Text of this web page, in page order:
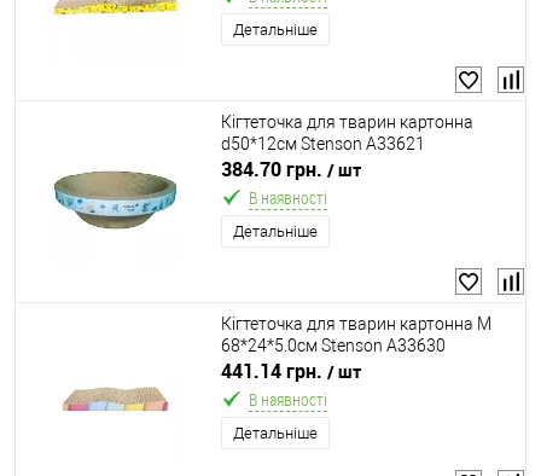
Детальніше
Кігтеточка для тварин картонна
d50*12см Stenson A33621
384.70 грн. / шт
В наявності
Детальніше
Кігтеточка для тварин картонна M
68*24*5.0см Stenson A33630
441.14 грн. / шт
В наявності
Детальніше